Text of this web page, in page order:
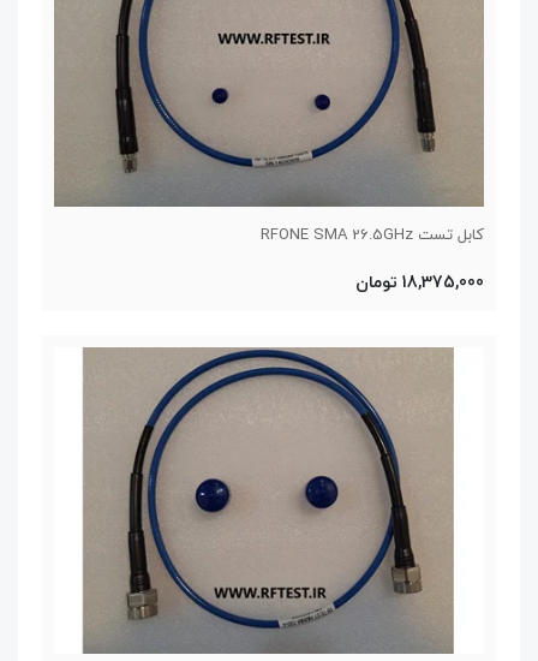
کابل تست RFONE SMA 26.5GHz
18,375,000 تومان